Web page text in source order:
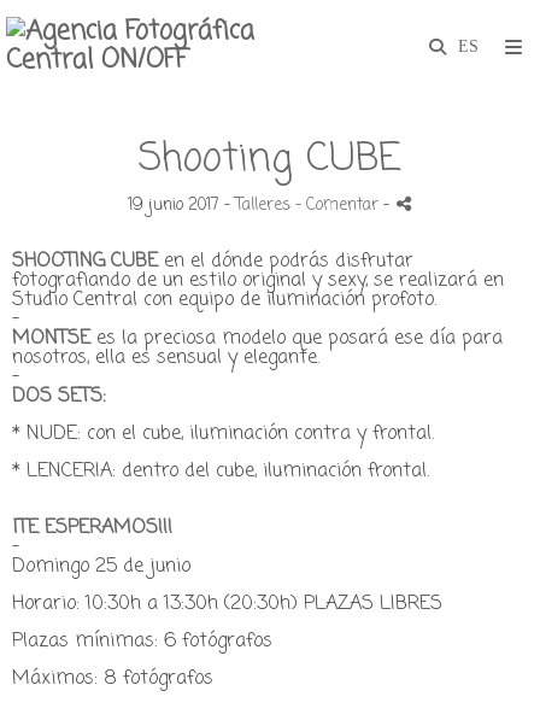
Shooting CUBE
19 junio 2017 -Talleres - Comentar-
SHOOTING CUBEen el dónde podrás disfrutar
fotografiando de un estilo original y sexy, se realizará en
Studio Central con equipo de iluminación profoto.
-
MONTSE es la preciosa modelo que posará ese día para
nosotros, ella es sensual y elegante.
-
DOS SETS:
* NUDE: con el cube, iluminación contra y frontal.
* LENCERIA: dentro del cube, iluminación frontal.
¡TE ESPERAMOS!!!
-
Domingo 25 de junio
Horario: 10:30h a 13:30h (20:30h) PLAZAS LIBRES
Plazas mínimas: 6 fotógrafos
Máximos: 8 fotógrafos